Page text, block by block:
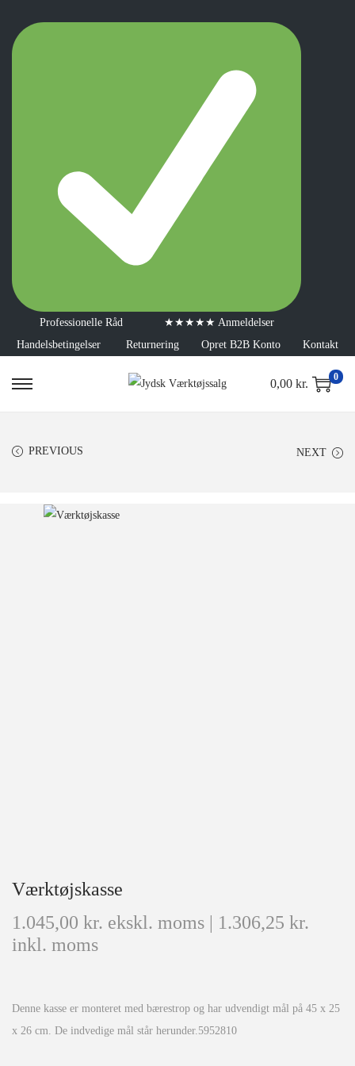
Professionelle Råd
★★★★★ Anmeldelser
Handelsbetingelser
Returnering Opret B2B Konto Kontakt
0,00 kr. 0
PREVIOUS NEXT
Værktøjskasse
1.045,00 kr. ekskl. moms | 1.306,25 kr.
inkl. moms
Denne kasse er monteret med bærestrop og har udvendigt mål på 45 x 25
x 26 cm. De indvedige mål står herunder.5952810